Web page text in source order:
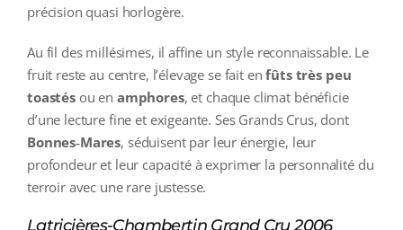
précision quasi horlogère.
Au fil des millésimes, il affine un style reconnaissable. Le
fruit reste au centre, l’élevage se fait enfûts très peu
toastésou en amphores, et chaque climat bénéficie
d’une lecture fine et exigeante. Ses Grands Crus, dont
Bonnes‑Mares, séduisent par leur énergie, leur
profondeur et leur capacité à exprimer la personnalité du
terroir avec une rare justesse.
Latricières-Chambertin Grand Cru 2006